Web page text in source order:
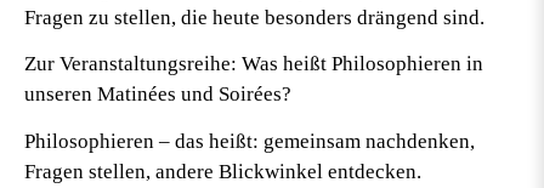
Fragen zu stellen, die heute besonders drängend sind.
Zur Veranstaltungsreihe: Was heißt Philosophieren in
unseren Matinées und Soirées?
Philosophieren – das heißt: gemeinsam nachdenken,
Fragen stellen, andere Blickwinkel entdecken.